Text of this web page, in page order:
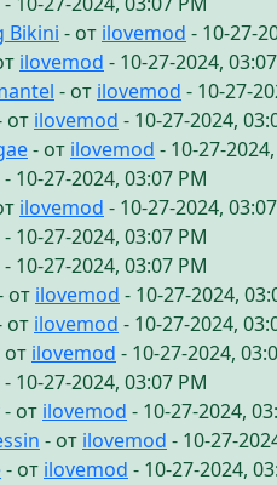
Bikini - от ilovemod - 10-27-
ilovemod - 10-27-2024,
- от ilovemod - 10-27-
от ilovemod - 10-27-2024,
- от ilovemod - 10-27-
- 10-27-2024, 03:07 PM
ilovemod - 10-27-2024,
- 10-27-2024, 03:07 PM
- 10-27-2024, 03:07 PM
от ilovemod - 10-27-2024,
от ilovemod - 10-27-2024,
от ilovemod - 10-27-2024,
- 10-27-2024, 03:07 PM
- от ilovemod - 10-27-2024,
- от ilovemod - 10-27-
- от ilovemod - 10-27-2024,